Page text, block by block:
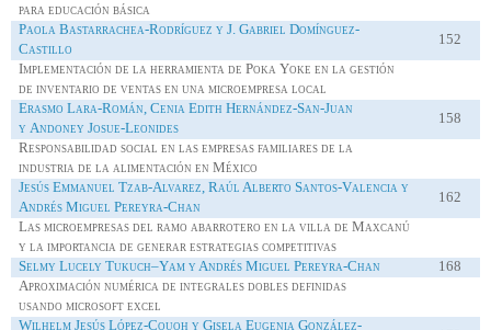
para educación básica
PaolaBastarrachea-Rodríguez y J. Gabriel Domínguez-
Castillo
152
Implementación de la herramienta dePoka Yoke en la gestión
de inventario de ventas en una microempresa local
Erasmo Lara-Román, Cenia Edith Hernández-San-Juan
yAndoney Josue-Leonides
158
Responsabilidad social en las empresas familiares de la
industria de la alimentación en México
Jesús Emmanuel Tzab-Alvarez, Raúl Alberto Santos-Valencia y
Andrés Miguel Pereyra-Chan
162
Las microempresas del ramo abarrotero en la villa de Maxcanú
y la importancia de generar estrategias competitivas
Selmy LucelyTukuch–Yam y Andrés Miguel Pereyra-Chan
168
Aproximación numérica de integrales dobles definidas
usandomicrosoft excel
Wilhelm Jesús López-Couoh y Gisela Eugenia González-